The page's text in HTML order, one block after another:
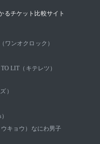
るチケット比較サイト
ワンオクロック）
LIT（キテレツ）
）
キョウ）
なにわ男子